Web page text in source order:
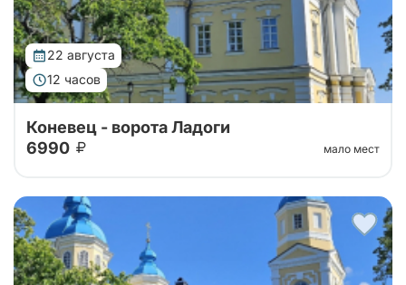
22 августа
12 часов
Тур организован совместно с Паломнической
службой Коневского монастыря. Уехать утром с
большой земли, чтобы к вечеру вернуться другим
человеком — такую силу имеет однодне...
Коневец - ворота Ладоги
6990
мало мест